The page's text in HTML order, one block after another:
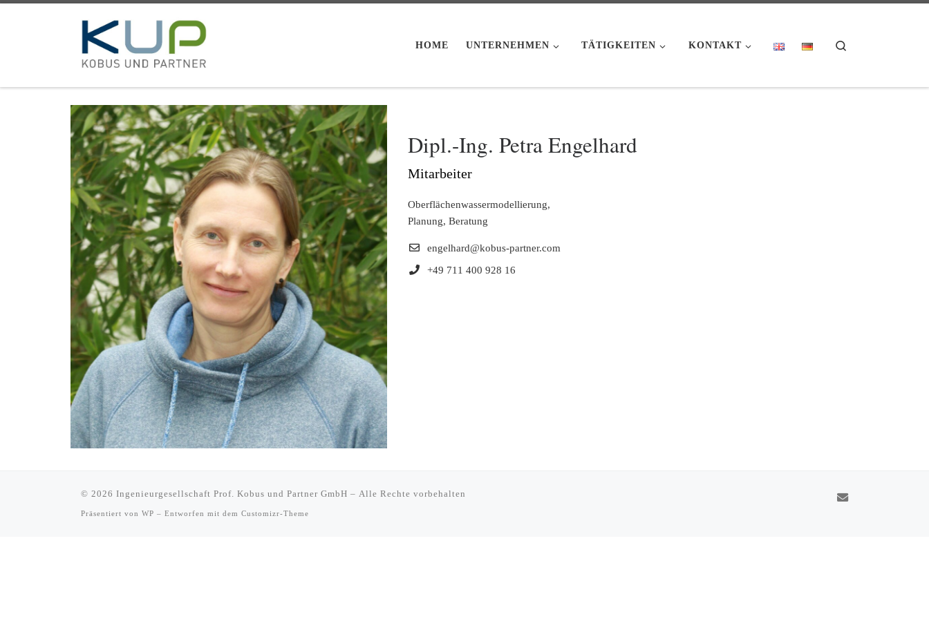
Zum Inhalt springen
HOME UNTERNEHMEN TÄTIGKEITEN KONTAKT
Dipl.-Ing. Petra Engelhard
Mitarbeiter
Oberflächenwassermodellierung,
Planung, Beratung
engelhard@kobus-partner.com
+49 711 400 928 16
© 2026 Ingenieurgesellschaft Prof. Kobus und Partner GmbH – Alle Rechte vorbehalten
Präsentiert von WP – Entworfen mit dem Customizr-Theme